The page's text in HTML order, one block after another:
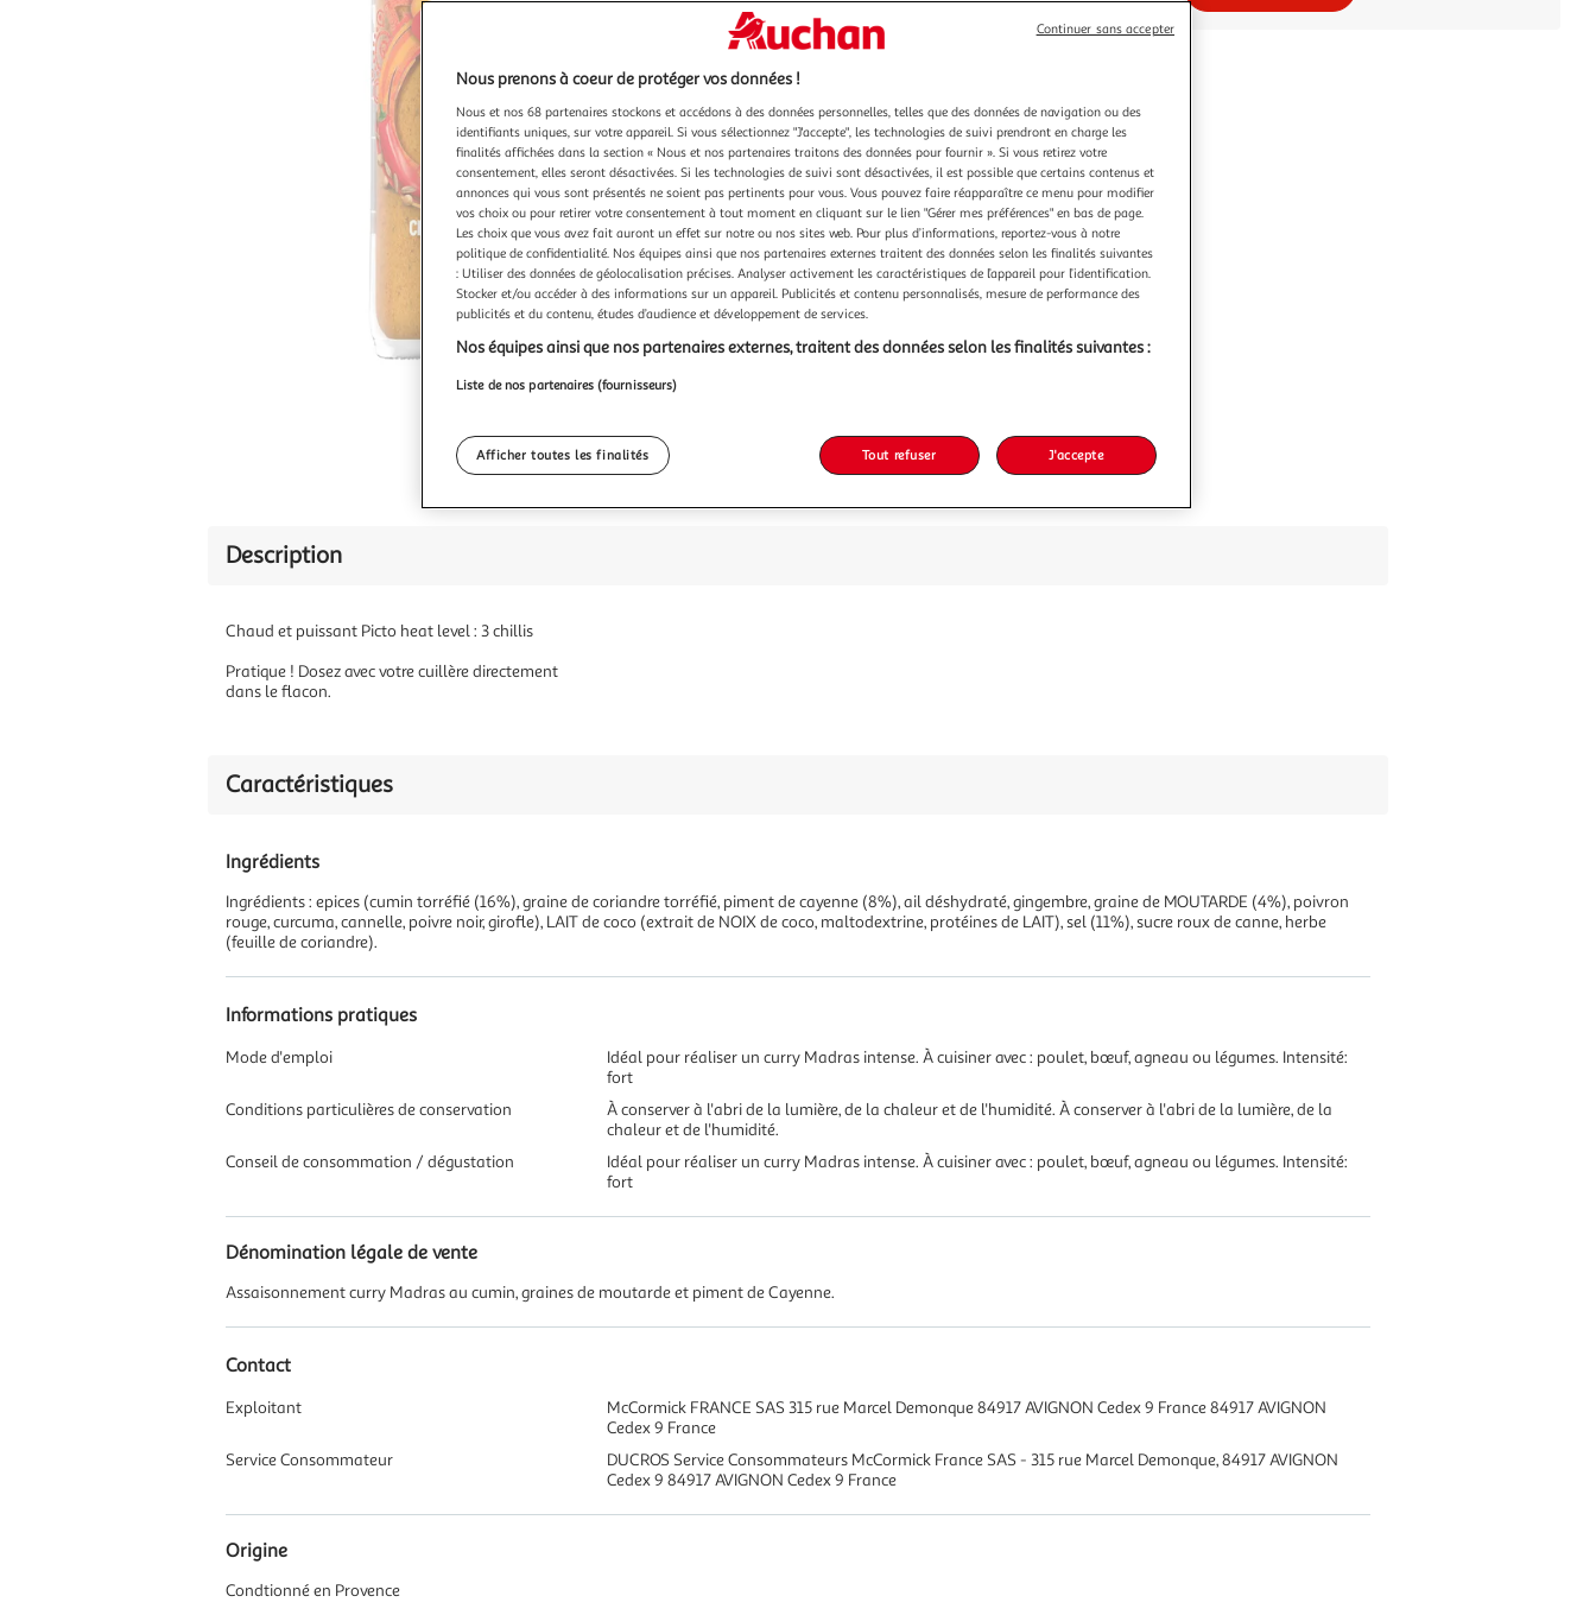
Description
Chaud et puissant Picto heat level : 3 chillis
Pratique ! Dosez avec votre cuillère directement
dans le flacon.
Caractéristiques
Ingrédients
Ingrédients : epices (cumin torréfié (16%), graine de coriandre torréfié, piment de cayenne (8%), ail déshydraté, gingembre, graine de MOUTARDE (4%), poivron
rouge, curcuma, cannelle, poivre noir, girofle), LAIT de coco (extrait de NOIX de coco, maltodextrine, protéines de LAIT), sel (11%), sucre roux de canne, herbe
(feuille de coriandre).
Informations pratiques
Mode d'emploi
Idéal pour réaliser un curry Madras intense. À cuisiner avec : poulet, bœuf, agneau ou légumes. Intensité:
fort
Conditions particulières de conservation
À conserver à l'abri de la lumière, de la chaleur et de l'humidité. À conserver à l'abri de la lumière, de la
chaleur et de l'humidité.
Conseil de consommation / dégustation
Idéal pour réaliser un curry Madras intense. À cuisiner avec : poulet, bœuf, agneau ou légumes. Intensité:
fort
Dénomination légale de vente
Assaisonnement curry Madras au cumin, graines de moutarde et piment de Cayenne.
Contact
Exploitant
McCormick FRANCE SAS 315 rue Marcel Demonque 84917 AVIGNON Cedex 9 France 84917 AVIGNON
Cedex 9 France
Service Consommateur
DUCROS Service Consommateurs McCormick France SAS - 315 rue Marcel Demonque, 84917 AVIGNON
Cedex 9 84917 AVIGNON Cedex 9 France
Origine
Condtionné en Provence
Nous prenons à coeur de protéger vos données !
Nous et nos 68 partenaires stockons et accédons à des données personnelles, telles que des données de navigation ou des
identifiants uniques, sur votre appareil. Si vous sélectionnez "J'accepte", les technologies de suivi prendront en charge les
finalités affichées dans la section « Nous et nos partenaires traitons des données pour fournir ». Si vous retirez votre
consentement, elles seront désactivées. Si les technologies de suivi sont désactivées, il est possible que certains contenus et
annonces qui vous sont présentés ne soient pas pertinents pour vous. Vous pouvez faire réapparaître ce menu pour modifier
vos choix ou pour retirer votre consentement à tout moment en cliquant sur le lien "Gérer mes préférences" en bas de page.
Les choix que vous avez fait auront un effet sur notre ou nos sites web. Pour plus d’informations, reportez-vous à notre
politique de confidentialité. Nos équipes ainsi que nos partenaires externes traitent des données selon les finalités suivantes
: Utiliser des données de géolocalisation précises. Analyser activement les caractéristiques de l’appareil pour l’identification.
Stocker et/ou accéder à des informations sur un appareil. Publicités et contenu personnalisés, mesure de performance des
publicités et du contenu, études d’audience et développement de services.
Nos équipes ainsi que nos partenaires externes, traitent des données selon les finalités suivantes :
Liste de nos partenaires (fournisseurs)
Afficher toutes les finalités Tout refuser J'accepte
Continuer sans accepter